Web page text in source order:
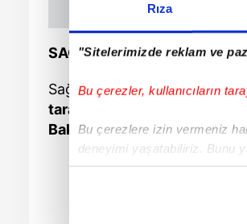
Rıza
"Sitelerimizde reklam ve
Bu çerezler, kullanıcıların
Bu çerezlere izin vermeniz
deneyimi yaşatabiliriz. Bunu
içerikleri sunabilmek adına
SAĞLIK BAKANLIĞI 10 BİN
Sağlık Bakanı Fahrettin
tarafından tamamlanmış
Bakanlığımızca noter